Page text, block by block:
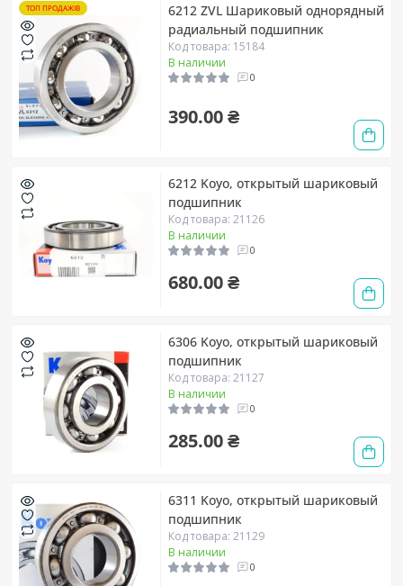
ТОП ПРОДАЖІВ
6212 ZVL Шариковый однорядный
радиальный подшипник
Код товара: 15184
В наличии
0
390.00 ₴
6212 Koyo, открытый шариковый
подшипник
Код товара: 21126
В наличии
0
680.00 ₴
6306 Koyo, открытый шариковый
подшипник
Код товара: 21127
В наличии
0
285.00 ₴
6311 Koyo, открытый шариковый
подшипник
Код товара: 21129
В наличии
0